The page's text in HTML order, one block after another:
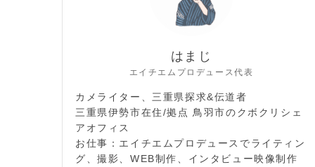
はまじ
エイチエムプロデュース代表
カメライター、三重県探求&伝道者
三重県伊勢市在住/拠点 鳥羽市のクボクリシェ
アオフィス
お仕事：エイチエムプロデュースでライティン
グ、撮影、WEB制作、インタビュー映像制作